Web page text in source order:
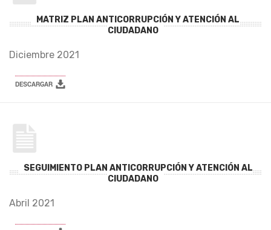
MATRIZ PLAN ANTICORRUPCIÓN Y ATENCIÓN AL
CIUDADANO
Diciembre 2021
SEGUIMIENTO PLAN ANTICORRUPCIÓN Y ATENCIÓN AL
CIUDADANO
Abril 2021